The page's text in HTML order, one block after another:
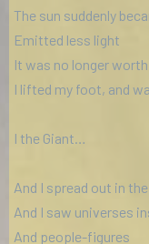
The sun suddenly
Emitted less light
It was no longer
I lifted my foot, and
I the Giant…
And I spread out in
And I saw universes
And people-figures